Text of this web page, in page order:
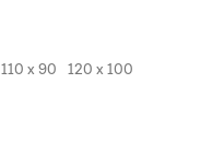
110 x 90 120 x 100